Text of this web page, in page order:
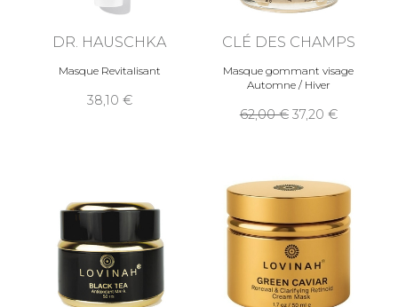
DR. HAUSCHKA
Masque Revitalisant
38,10
CLÉ DES CHAMPS
Masque gommant visage
Automne / Hiver
62,00 37,20